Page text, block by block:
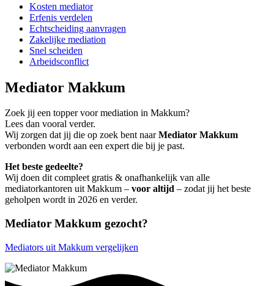
Kosten mediator
Erfenis verdelen
Echtscheiding aanvragen
Zakelijke mediation
Snel scheiden
Arbeidsconflict
Mediator Makkum
Zoek jij een topper voor mediation in Makkum?
Lees dan vooral verder.
Wij zorgen dat jij die op zoek bent naarMediator Makkum
verbonden wordt aan een expert die bij je past.
Het beste gedeelte?
Wij doen dit compleet gratis & onafhankelijk van alle
mediatorkantoren uit Makkum – voor altijd – zodat jij het beste
geholpen wordt in 2026 en verder.
Mediator Makkum gezocht?
Mediators uit Makkum vergelijken